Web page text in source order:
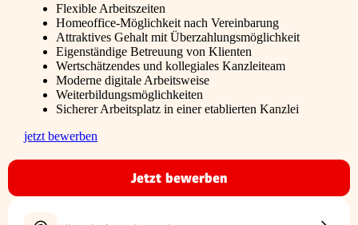
Flexible Arbeitszeiten
Homeoffice-Möglichkeit nach Vereinbarung
Attraktives Gehalt mit Überzahlungsmöglichkeit
Eigenständige Betreuung von Klienten
Wertschätzendes und kollegiales Kanzleiteam
Moderne digitale Arbeitsweise
Weiterbildungsmöglichkeiten
Sicherer Arbeitsplatz in einer etablierten Kanzlei
jetzt bewerben
Jetzt bewerben